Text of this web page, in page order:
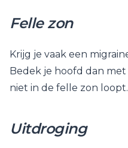
Felle zon
Krijg je vaak een
Bedek je hoofd dan
niet in de felle zon loopt.
Uitdroging